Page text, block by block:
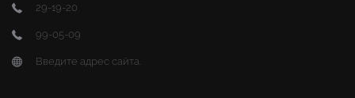
29-19-20
99-05-09
Введите адрес сайта.